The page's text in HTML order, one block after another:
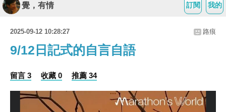
我的
訂閱
覺，有情
2025-09-12 10:28:27 路痕
9/12日記式的自言自語
留言 3 收藏 0 推薦 34